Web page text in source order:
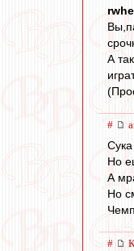
А
#
Но
А
Но
#